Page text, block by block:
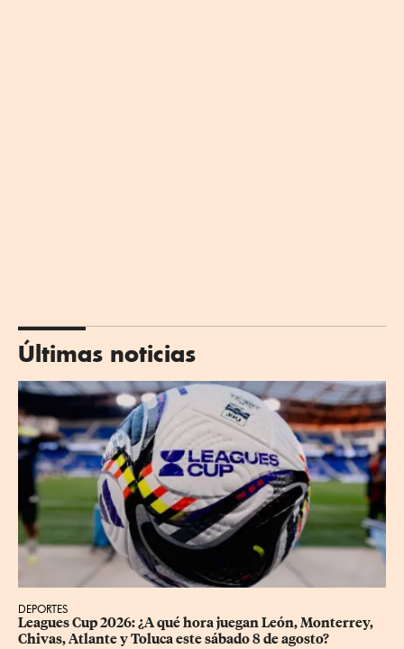
Últimas noticias
DEPORTES
Leagues Cup 2026: ¿A qué hora juegan León, Monterrey,
Chivas, Atlante y Toluca este sábado 8 de agosto?